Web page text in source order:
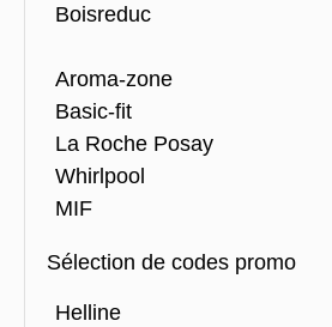
Boisreduc
Aroma-zone
Basic-fit
La Roche Posay
Whirlpool
MIF
Sélection de codes promo
Helline